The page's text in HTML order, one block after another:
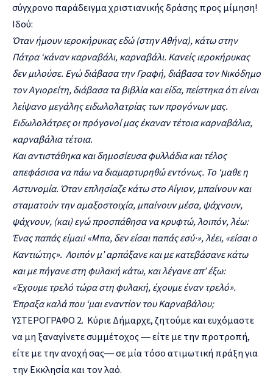
σύγχρονο παράδειγμα χριστιανικής δράσης προς μίμηση!
Ιδού:
Όταν ήμουν ιεροκήρυκας εδώ (στην Αθήνα), κάτω στην
Πάτρα ‘κάναν καρναβάλι, καρναβάλι. Κανείς ιεροκήρυκας
δεν μιλούσε. Εγώ διάβασα την Γραφή, διάβασα τον Νικόδημο
τον Αγιορείτη, διάβασα τα βιβλία και είδα, πείστηκα ότι είναι
λείψανο μεγάλης ειδωλολατρίας των προγόνων μας.
Ειδωλολάτρες οι πρόγονοί μας έκαναν τέτοια καρναβάλια,
καρναβάλια τέτοια.
Και αντιστάθηκα και δημοσίευσα φυλλάδια και τέλος
απεφάσισα να πάω να διαμαρτυρηθώ εντόνως. Το ‘μαθε η
Αστυνομία. Όταν επλησίαζε κάτω στο Αίγιον, μπαίνουν και
σταματούν την αμαξοστοιχία, μπαίνουν μέσα, ψάχνουν,
ψάχνουν, (και) εγώ προσπάθησα να κρυφτώ, λοιπόν, λέω:
Ένας παπάς είμαι! «Μπα, δεν είσαι παπάς εσύ·», λέει, «είσαι ο
Καντιώτης». Λοιπόν μ’ αρπάξανε και με κατεβάσανε κάτω
και με πήγανε στη φυλακή κάτω, και λέγανε απ’ έξω:
«Έχουμε τρελό τώρα στη φυλακή, έχουμε έναν τρελό».
Έπραξα καλά που ‘μαι εναντίον του Καρναβάλου;
ΥΣΤΕΡΟΓΡΑΦΟ 2. Κύριε Δήμαρχε, ζητούμε και ευχόμαστε
να μη ξαναγίνετε συμμέτοχος ― είτε με την προτροπή,
είτε με την ανοχή σας― σε μία τόσο ατιμωτική πράξη για
την Εκκλησία και τον λαό.